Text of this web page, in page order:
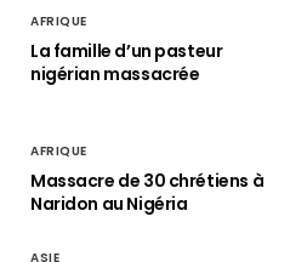
AFRIQUE
La famille d’un pasteur
nigérian massacrée
AFRIQUE
Massacre de 30 chrétiens à
Naridon au Nigéria
ASIE